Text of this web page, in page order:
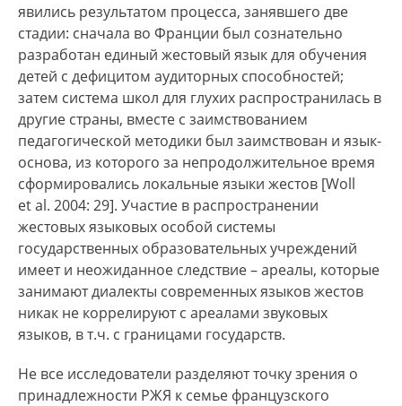
наличии в семье носителя может происходить
передача от взрослого ребёнку, в иных случаях
язык усвоивается в специальных учреждениях, в
т.ч. тогда, когда у носителя развивается дефицит
аудиторных навыков после усвоения устного
языка.
Информация о численности носителей РЖЯ на
территории РФ существенно различается в
разных источниках. По данным Всероссийской
переписи населения 2010 г. (первой переписи, в
которой учитывался РЖЯ) она составляет 120
528 чел., по данным сайта [Ethnologue] (где
оценка численности основывается на том, что
люди с врожденной глухотой в среднем
составляют около 0,1% от общей численности
Всероссийского общества глухих – более 300
тыс. чел. (см. [Проблемы глухих… 2014]).
явились результатом процесса, занявшего две
стадии: сначала во Франции был сознательно
разработан единый жестовый язык для обучения
детей с дефицитом аудиторных способностей;
затем система школ для глухих распространилась в
другие страны, вместе с заимствованием
педагогической методики был заимствован и язык-
основа, из которого за непродолжительное время
сформировались локальные языки жестов [Woll
et al. 2004: 29]. Участие в распространении
жестовых языковых особой системы
государственных образовательных учреждений
имеет и неожиданное следствие – ареалы, которые
занимают диалекты современных языков жестов
никак не коррелируют с ареалами звуковых
языков, в т.ч. с границами государств.
Не все исследователи разделяют точку зрения о
принадлежности РЖЯ к семье французского